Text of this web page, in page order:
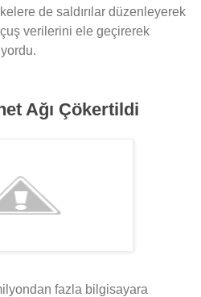
de saldırılar düzenleyerek
verilerini ele geçirerek
Ağı Çökertildi
fazla bilgisayara